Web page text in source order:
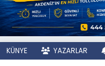
KÜNYE YAZARLAR